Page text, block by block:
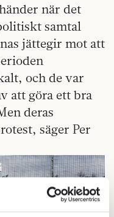
när det
samtal
jättegir mot att
och de var
att göra ett bra
deras
säger Per